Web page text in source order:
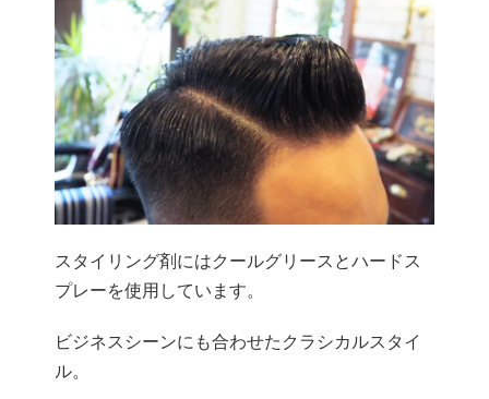
スタイリング剤にはクールグリースとハードス
プレーを使用してい ます。
ビジネスシーンにも合わせたクラシカルスタイ
ル。